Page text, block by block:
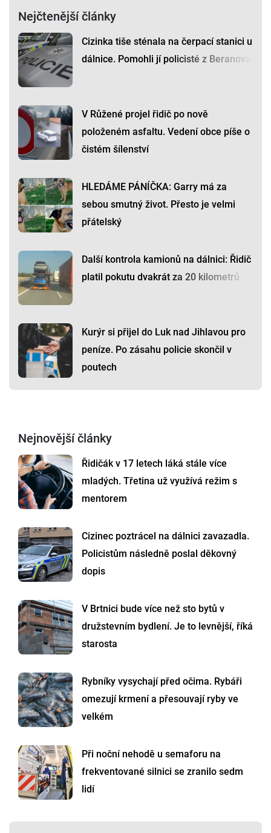
Nejčtenější články
Cizinka tiše sténala na čerpací stanici u
dálnice. Pomohli jí policisté z Beranova
V Růžené projel řidič po nově
položeném asfaltu. Vedení obce píše o
čistém šílenství
HLEDÁME PÁNÍČKA: Garry má za
sebou smutný život. Přesto je velmi
přátelský
Další kontrola kamionů na dálnici: Řidič
platil pokutu dvakrát za 20 kilometrů
Kurýr si přijel do Luk nad Jihlavou pro
peníze. Po zásahu policie skončil v
poutech
Nejnovější články
Řidičák v 17 letech láká stále více
mladých. Třetina už využívá režim s
mentorem
Cizinec poztrácel na dálnici zavazadla.
Policistům následně poslal děkovný
dopis
V Brtnici bude více než sto bytů v
družstevním bydlení. Je to levnější, říká
starosta
Rybníky vysychají před očima. Rybáři
omezují krmení a přesouvají ryby ve
velkém
Při noční nehodě u semaforu na
frekventované silnici se zranilo sedm
lidí